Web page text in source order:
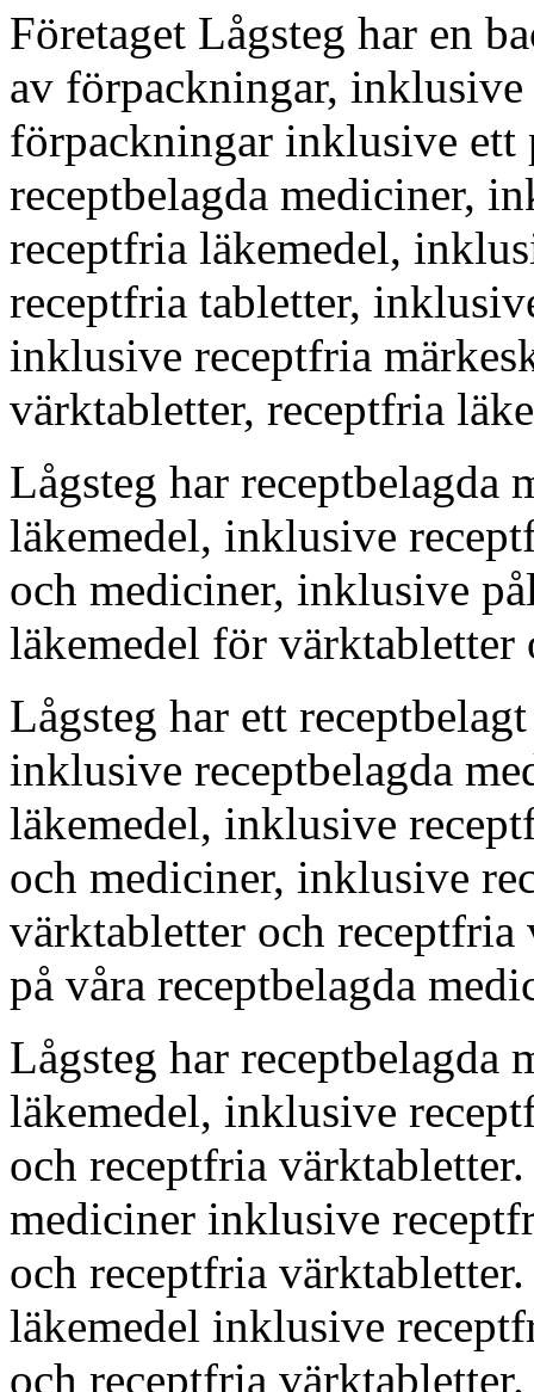
Företaget Lågsteg har en
av förpackningar,
förpackningar inklusive
receptbelagda mediciner,
receptfria läkemedel,
receptfria tabletter,
inklusive receptfria
värktabletter, receptfria
Lågsteg har
läkemedel, inklusive
och mediciner, inklusive
läkemedel för
Lågsteg har ett
inklusive receptbelagda
läkemedel, inklusive
och mediciner, inklusive
värktabletter och receptfria
på våra receptbelagda
Lågsteg har
läkemedel, inklusive
och receptfria
mediciner inklusive
och receptfria
läkemedel inklusive
och receptfria värktabletter.